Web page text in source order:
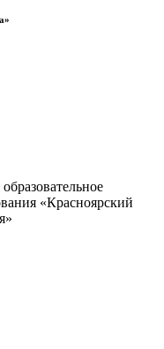
«Красноярский